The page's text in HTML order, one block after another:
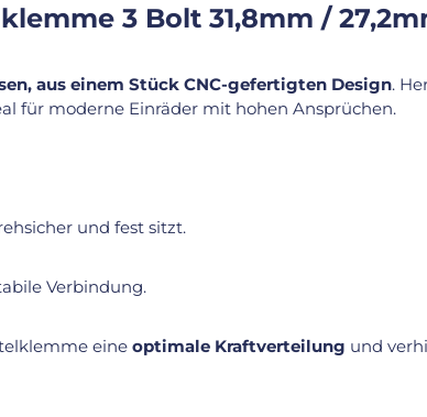
3 Bolt 31,8mm /
aus einem Stück CNC-gefertigten Design.
für moderne Einräder mit hohen Ansprüchen.
und fest sitzt.
Verbindung.
eine optimale Kraftverteilung und